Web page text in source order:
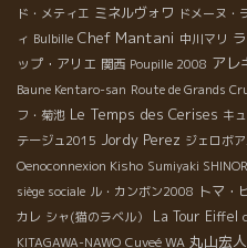
ド・メティエ ミネルヴォワ ドメーヌ・
ィ Bulbille Chef Mantani 中川マリ
ップ・アリエ 関西 Poupille 2008 アレ
Baune Kentaro-san Route de Grands
フ・菊池 Le Temps des Cerises キ
テージュ2015 Jordy Perez ジェロボ
Oenoconnexion Kisho Sumiyaki
siège sociale ル・カンボン2008 トマ・
カレ シャ(猫のラベル） La Tour Eiffel
KITAGAWA-NAWO Cuveé WA 丸山宏人